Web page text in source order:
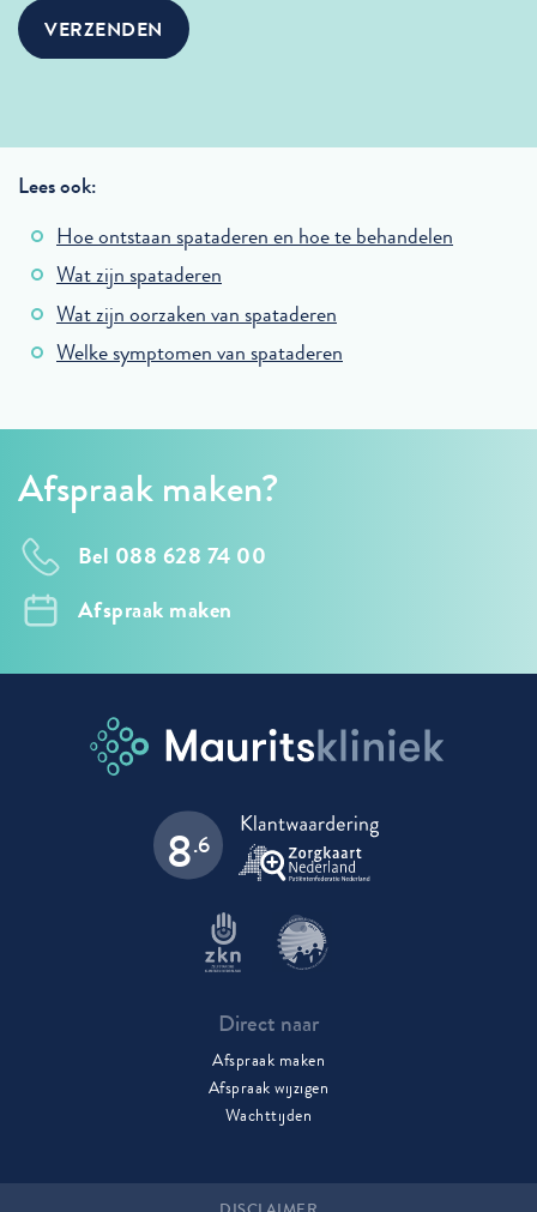
Lees ook:
Hoe ontstaan spataderen en hoe te behandelen
Wat zijn spataderen
Wat zijn oorzaken van spataderen
Welke symptomen van spataderen
Afspraak maken?
Bel 088 628 74 00
Afspraak maken
8.6
Direct naar
Afspraak maken
Afspraak wijzigen
Wachttijden